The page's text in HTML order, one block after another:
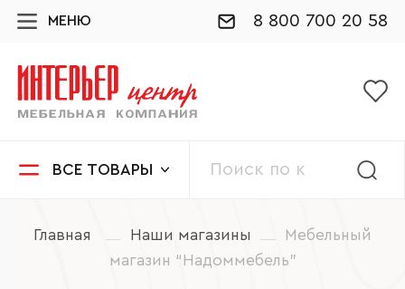
МЕНЮ 8 800 700 20 58
ВСЕ ТОВАРЫ
Главная Наши магазины
Мебельный
магазин “Надоммебель”